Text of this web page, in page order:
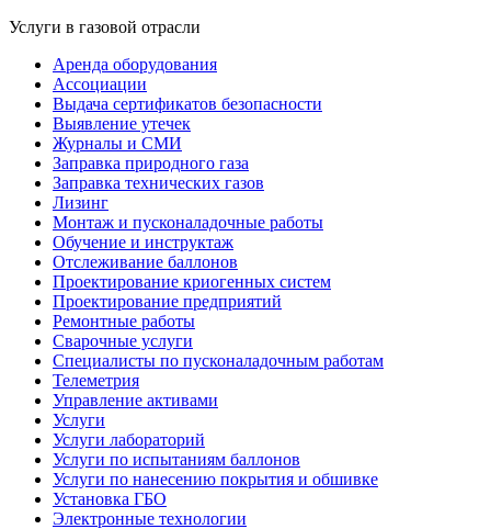
Услуги в газовой отрасли
Аренда оборудования
Ассоциации
Выдача сертификатов безопасности
Выявление утечек
Журналы и СМИ
Заправка природного газа
Заправка технических газов
Лизинг
Монтаж и пусконаладочные работы
Обучение и инструктаж
Отслеживание баллонов
Проектирование криогенных систем
Проектирование предприятий
Ремонтные работы
Сварочные услуги
Специалисты по пусконаладочным работам
Телеметрия
Управление активами
Услуги
Услуги лабораторий
Услуги по испытаниям баллонов
Услуги по нанесению покрытия и обшивке
Установка ГБО
Электронные технологии